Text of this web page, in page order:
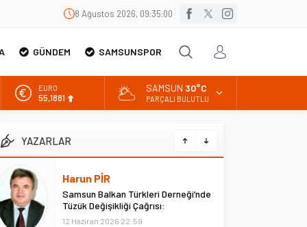
8 Ağustos 2026, 09:35:00
GÜNDEM SAMSUNSPOR
EURO
55,1881
BİST
47,7111
SAMSUN 30°C
PARÇALI BULUTLU
YAZARLAR
Harun PİR
Samsun Balkan Türkleri Derneği’nde
Tüzük Değişikliği Çağrısı:
“ATATÜRK’süz Tüzük Olmaz
12 Haziran 2026 22:59